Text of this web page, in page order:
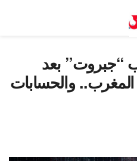
“جبروت” بعد
والحسابات